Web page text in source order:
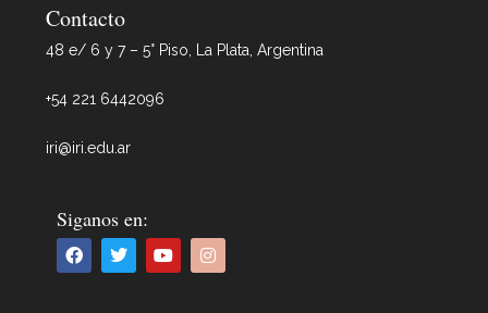
Contacto
48 e/ 6 y 7 – 5° Piso, La Plata, Argentina
+54 221 6442096
iri@iri.edu.ar
Siganos en: